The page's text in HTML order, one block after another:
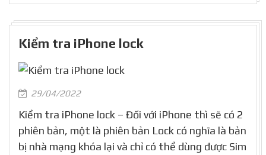
Kiểm tra iPhone lock
29/04/2022
Kiểm tra iPhone lock – Đối với iPhone thì sẽ có 2
phiên bản, một là phiên bản Lock có nghĩa là bản
bị nhà mạng khóa lại và chỉ có thể dùng được Sim